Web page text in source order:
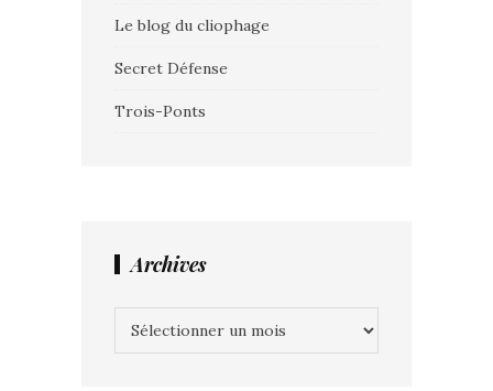
Le blog du cliophage
Secret Défense
Trois-Ponts
Archives